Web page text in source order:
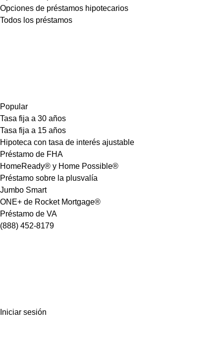
Opciones de préstamos hipotecarios
Todos los préstamos
Popular
Tasa fija a 30 años
Tasa fija a 15 años
Hipoteca con tasa de interés ajustable
Préstamo de FHA
HomeReady® y Home Possible®
Préstamo sobre la plusvalía
Jumbo Smart
ONE+ de Rocket Mortgage®
Préstamo de VA
(888) 452-8179
Iniciar sesión